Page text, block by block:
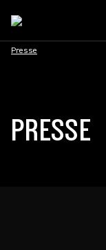
Presse
PRESSE